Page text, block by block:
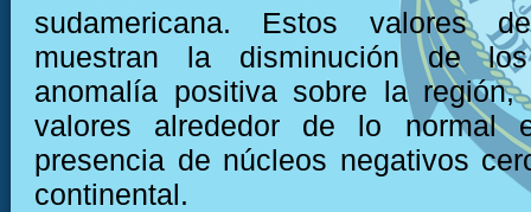
sudamericana. Estos valores
muestran la disminución de
anomalía positiva sobre la región,
valores alrededor de lo normal
presencia de núcleos negativos
continental.